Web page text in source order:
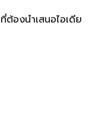
ต้องนำเสนอไอเดีย